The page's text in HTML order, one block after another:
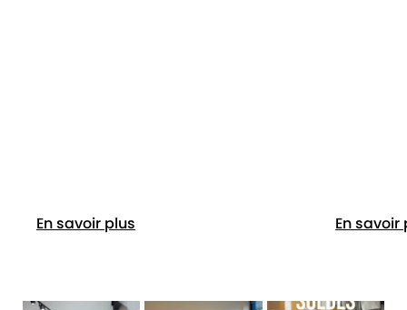
En savoir plus En savoir